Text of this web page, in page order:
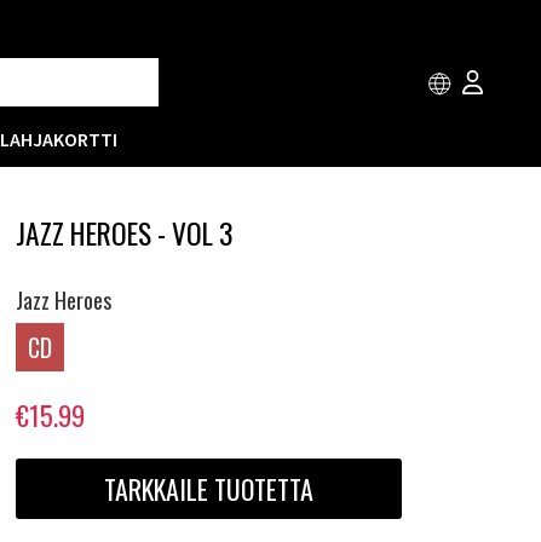
LAHJAKORTTI
JAZZ HEROES - VOL 3
Jazz Heroes
CD
€15.99
TARKKAILE TUOTETTA